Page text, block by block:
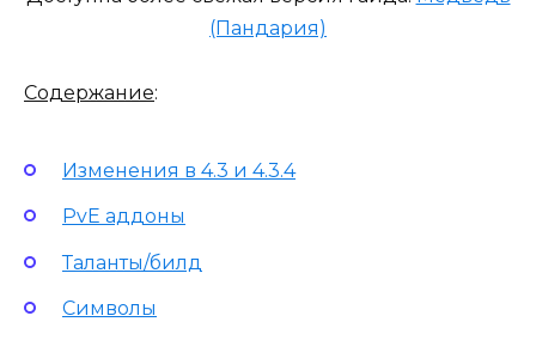
(Пандария)
Содержание:
Изменения в 4.3 и 4.3.4
PvE аддоны
Таланты/билд
Символы